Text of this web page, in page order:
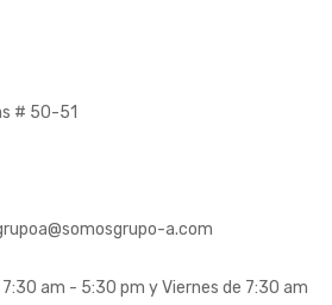
# 50-51
a.com
7:30 am - 5:30 pm y Viernes de 7:30 am